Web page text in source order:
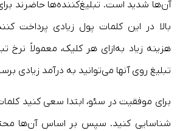
آن‌ها شدید است. تبلیغ‌کننده‌ها حاضرند
بالا در این کلمات پول زیادی پرداخت
هزینه زیاد به‌ازای هر کلیک، معمولاً نرخ
تبلیغ روی آن‎ها می‌توانید به درآمد زیادی برسید.
شناسایی کنید. سپس بر اساس آن‌ها